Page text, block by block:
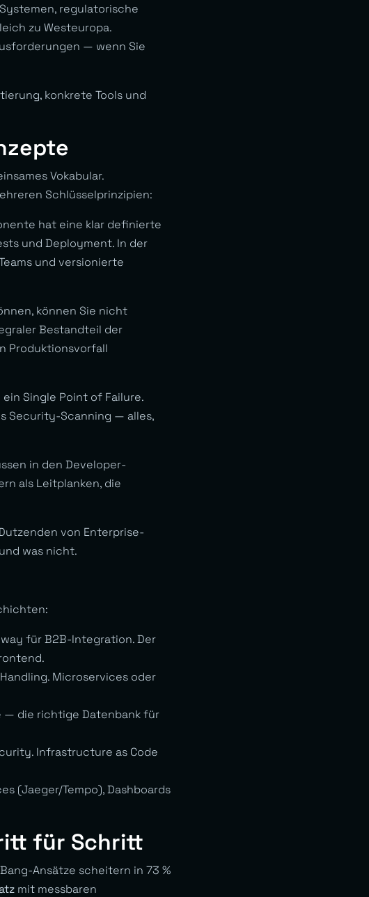
regulatorische
zu Westeuropa.
— wenn Sie
konkrete Tools und
Vokabular.
Schlüsselprinzipien:
hat eine klar definierte
und Deployment. In der
und versionierte
können Sie nicht
Bestandteil der
Produktionsvorfall
Single Point of Failure.
Security-Scanning — alles,
in den Developer-
als Leitplanken, die
von Enterprise-
was nicht.
für B2B-Integration. Der
Microservices oder
— die richtige Datenbank für
Infrastructure as Code
(Jaeger/Tempo), Dashboards
für Schritt
Ansätze scheitern in 73 %
mit messbaren